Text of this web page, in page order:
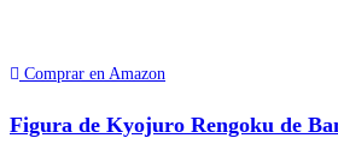
Comprar en Amazon
Figura de Kyojuro Rengoku de